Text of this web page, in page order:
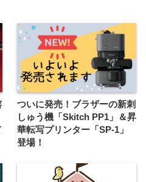
ついに発売！ブラザーの新刺
しゅう機「Skitch PP1」＆昇
華転写プリンター「SP-1」
登場！